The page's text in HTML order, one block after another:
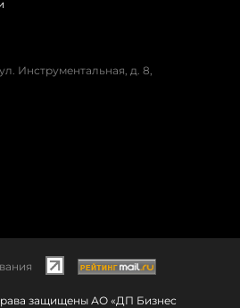
Инструментальная, д. 8,
защищены АО «ДП Бизнес